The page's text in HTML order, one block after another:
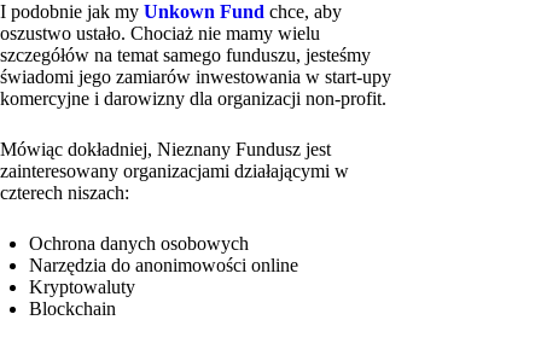
I podobnie jak my Unkown Fund chce, aby
oszustwo ustało. Chociaż nie mamy wielu
szczegółów na temat samego funduszu, jesteśmy
świadomi jego zamiarów inwestowania w start-upy
komercyjne i darowizny dla organizacji non-profit.
Mówiąc dokładniej, Nieznany Fundusz jest
zainteresowany organizacjami działającymi w
czterech niszach:
Ochrona danych osobowych
Narzędzia do anonimowości online
Kryptowaluty
Blockchain